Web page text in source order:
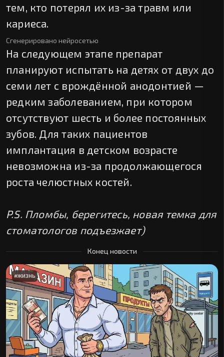
тем, кто потерял их из-за травм или
кариеса.
Сгенерировано нейросетью
На следующем этапе препарат
планируют испытать на детях от двух до
семи лет с врождённой анодонтией —
редким заболеванием, при котором
отсутствуют шесть и более постоянных
зубов. Для таких пациентов
имплантация в детском возрасте
невозможна из-за продолжающегося
роста челюстных костей.
P.S. Пломбы, берегитесь, новая темка для
стоматологов подъезжает)
Конец новости
#ЖИЗНЬ